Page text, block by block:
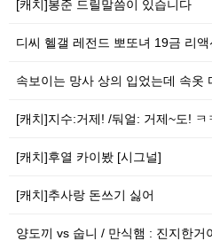
[캐치]봉준 드릴말씀이 있습니다
디씨 헬갤 레전드 뽀또녀 19금 리
속보이는 망사 상의 입었는데 속옷
[캐치]지수:거제! /둬얼: 거제~도! ㅋ
[캐치]후열 카이봤 [시그널]
[캐치]추사랑 돈쓰기 싫어
양도끼 vs 숩니 / 만식햄 : 진지한거